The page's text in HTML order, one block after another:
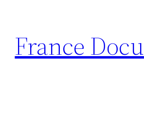
contenu
France Docu